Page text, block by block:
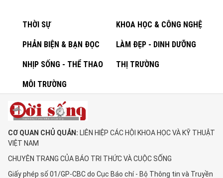
THỜI SỰ KHOA HỌC & CÔNG NGHỆ
PHẢN BIỆN & BẠN ĐỌC LÀM ĐẸP - DINH DƯỠNG
NHỊP SỐNG - THỂ THAO THỊ TRƯỜNG
MÔI TRƯỜNG
CƠ QUAN CHỦ QUẢN: LIÊN HIỆP CÁC HỘI KHOA HỌC VÀ KỸ THUẬT
VIỆT NAM
CHUYÊN TRANG CỦA BÁO TRI THỨC VÀ CUỘC SỐNG
Giấy phép số 01/GP-CBC do Cục Báo chí - Bộ Thông tin và Truyền